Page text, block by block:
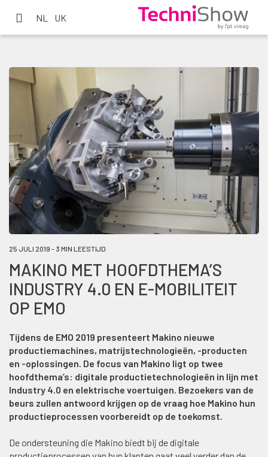
NL UK
25 JULI 2019 - 3 MIN LEESTIJD
MAKINO MET HOOFDTHEMA’S
INDUSTRY 4.0 EN E-MOBILITEIT
OP EMO
Tijdens de EMO 2019 presenteert Makino nieuwe
productiemachines, matrijstechnologieën, -producten
en -oplossingen. De focus van Makino ligt op twee
hoofdthema’s: digitale productietechnologieën in lijn met
Industry 4.0 en elektrische voertuigen. Bezoekers van de
beurs zullen antwoord krijgen op de vraag hoe Makino hun
productieprocessen voorbereidt op de toekomst.
De ondersteuning die Makino biedt bij de digitale